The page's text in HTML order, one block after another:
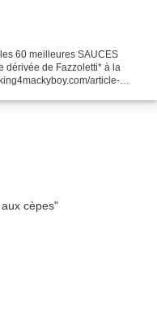
60 meilleures SAUCES
dérivée de Fazzoletti* à la
article-